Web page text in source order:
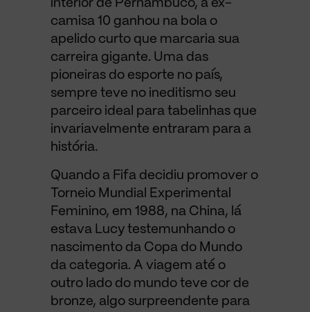
interior de Pernambuco, a ex-
camisa 10 ganhou na bola o
apelido curto que marcaria sua
carreira gigante. Uma das
pioneiras do esporte no país,
sempre teve no ineditismo seu
parceiro ideal para tabelinhas que
invariavelmente entraram para a
história.
Quando a Fifa decidiu promover o
Torneio Mundial Experimental
Feminino, em 1988, na China, lá
estava Lucy testemunhando o
nascimento da Copa do Mundo
da categoria. A viagem até o
outro lado do mundo teve cor de
bronze, algo surpreendente para